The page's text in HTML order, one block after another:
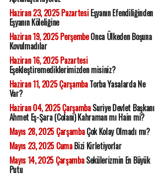
Haziran 23, 2025 PazartesiEşyanın Efendiliğinden
Eşyanın Köleliğine
Haziran 19, 2025 PerşembeOnca Ülkeden Boşuna
Kovulmadılar
Haziran 16, 2025 Pazartesi
Eşekleştiremediklerimizden misiniz?
Haziran 11, 2025 ÇarşambaTorba Yasalarda Ne
Var?
Haziran 04, 2025 ÇarşambaSuriye Devlet Başkanı
Ahmet Eş-Şara (Colani) Kahraman mı Hain mi?
Mayıs 28, 2025 ÇarşambaÇok Kolay Olmadı mı?
Mayıs 23, 2025 CumaBizi Kirletiyorlar
Mayıs 14, 2025 ÇarşambaSekülerizmin En Büyük
Putu